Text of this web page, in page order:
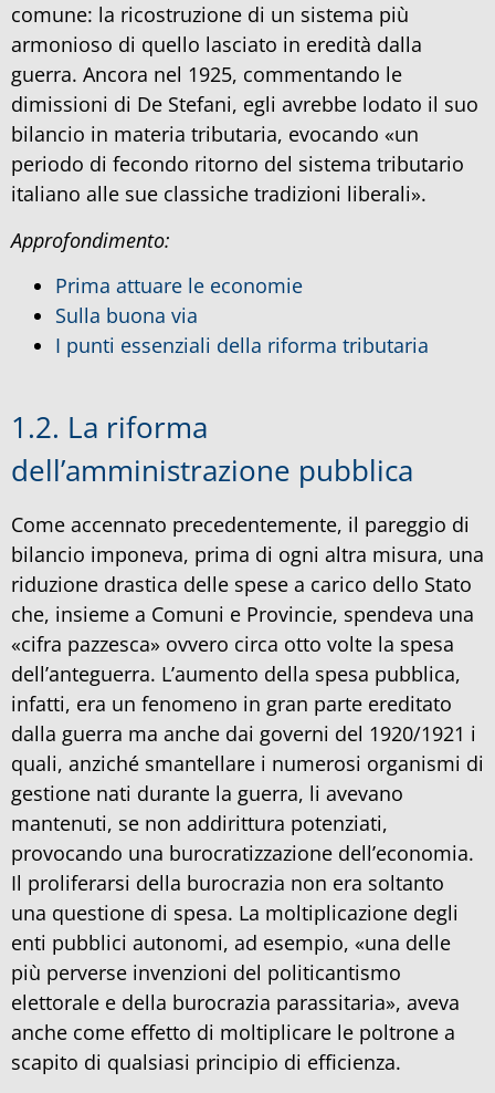
comune: la ricostruzione di un sistema più
armonioso di quello lasciato in eredità dalla
guerra. Ancora nel 1925, commentando le
dimissioni di De Stefani, egli avrebbe lodato il suo
bilancio in materia tributaria, evocando «un
periodo di fecondo ritorno del sistema tributario
italiano alle sue classiche tradizioni liberali».
Approfondimento:
Prima attuare le economie
Sulla buona via
I punti essenziali della riforma tributaria
1.2. La riforma
dell’amministrazione pubblica
Come accennato precedentemente, il pareggio di
bilancio imponeva, prima di ogni altra misura, una
riduzione drastica delle spese a carico dello Stato
che, insieme a Comuni e Provincie, spendeva una
«cifra pazzesca» ovvero circa otto volte la spesa
dell’anteguerra. L’aumento della spesa pubblica,
infatti, era un fenomeno in gran parte ereditato
dalla guerra ma anche dai governi del 1920/1921 i
quali, anziché smantellare i numerosi organismi di
gestione nati durante la guerra, li avevano
mantenuti, se non addirittura potenziati,
provocando una burocratizzazione dell’economia.
Il proliferarsi della burocrazia non era soltanto
una questione di spesa. La moltiplicazione degli
enti pubblici autonomi, ad esempio, «una delle
più perverse invenzioni del politicantismo
elettorale e della burocrazia parassitaria», aveva
anche come effetto di moltiplicare le poltrone a
scapito di qualsiasi principio di efficienza.